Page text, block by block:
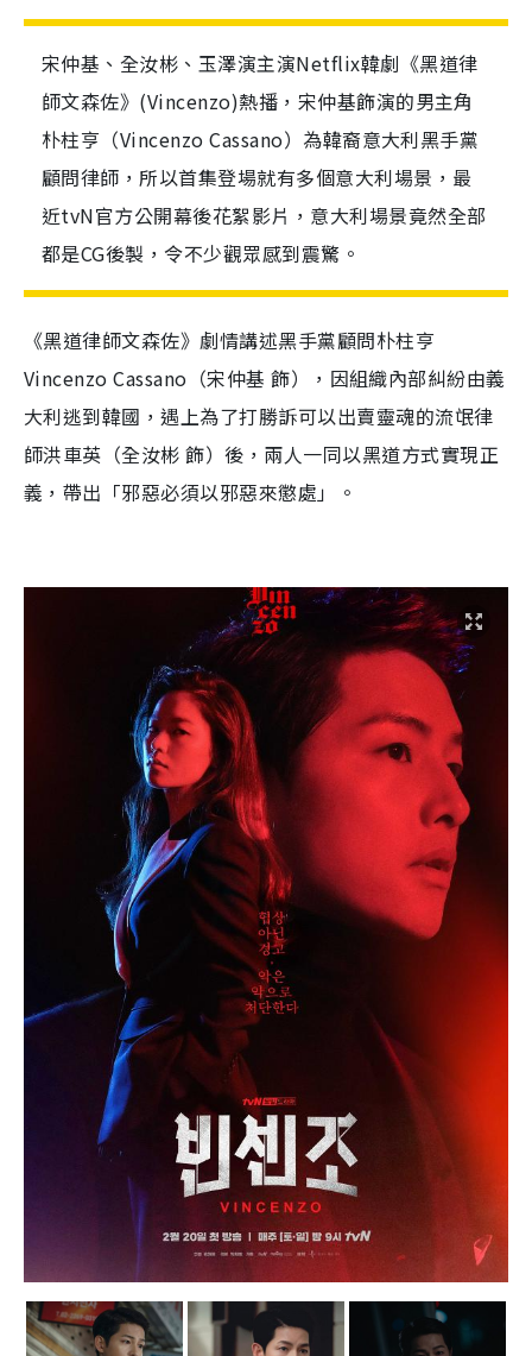
宋仲基、全汝彬、玉澤演主演Netflix韓劇《黑道律
師文森佐》(Vincenzo)熱播，宋仲基飾演的男主角
朴柱亨（Vincenzo Cassano）為韓裔意大利黑手黨
顧問律師，所以首集登場就有多個意大利場景，最
近tvN官方公開幕後花絮影片，意大利場景竟然全部
都是CG後製，令不少觀眾感到震驚。
《黑道律師文森佐》劇情講述黑手黨顧問朴柱亨
Vincenzo Cassano（宋仲基 飾），因組織內部糾紛由義
大利逃到韓國，遇上為了打勝訴可以出賣靈魂的流氓律
師洪車英（全汝彬 飾）後，兩人一同以黑道方式實現正
義，帶出「邪惡必須以邪惡來懲處」。